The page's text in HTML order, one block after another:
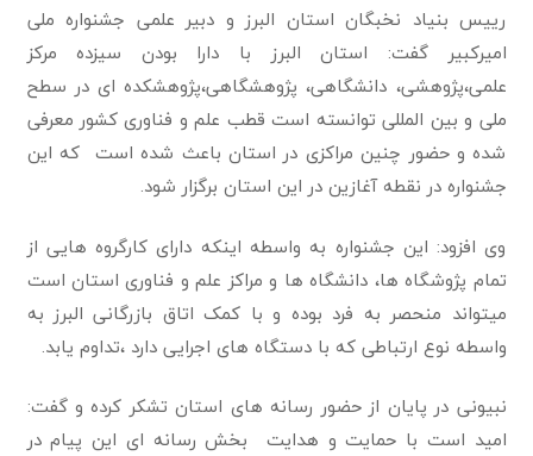
رییس بنیاد نخبگان استان البرز و دبیر علمی جشنواره ملی
امیرکبیر گفت: استان البرز با دارا بودن سیزده مرکز
علمی،پژوهشی، دانشگاهی، پژوهشگاهی،پژوهشکده ای در سطح
ملی و بین المللی توانسته است قطب علم و فناوری کشور معرفی
شده و حضور چنین مراکزی در استان باعث شده است که این
جشنواره در نقطه آغازین در این استان برگزار شود.
وی افزود: این جشنواره به واسطه اینکه دارای کارگروه هایی از
تمام پژوشگاه ها، دانشگاه ها و مراکز علم و فناوری استان است
میتواند منحصر به فرد بوده و با کمک اتاق بازرگانی البرز به
واسطه نوع ارتباطی که با دستگاه های اجرایی دارد ،تداوم یابد.
نبیونی در پایان از حضور رسانه های استان تشکر کرده و گفت:
امید است با حمایت و هدایت بخش رسانه ای این پیام در